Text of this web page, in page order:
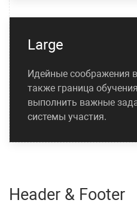
Large
Идейные соображения
также граница
выполнить важные
системы участия.
Header & Footer